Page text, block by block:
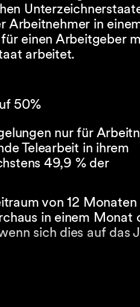
Arbeitnehmer in
einen Arbeitgeber
arbeitet.
50%
nur für
Telearbeit in ihrem
49,9 % der
von 12
in einem Monat
sich dies auf das